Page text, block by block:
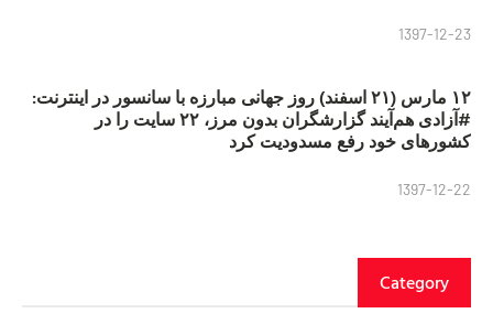
1397-12-23
۱۲ مارس (۲۱ اسفند) روز جهانی مبارزه با سانسور در اینترنت:
#آزادی هم‌آیند گزارشگران‌ بدون مرز، ۲۲ سایت را در
کشورهای خود رفع مسدودیت کرد
1397-12-22
Category